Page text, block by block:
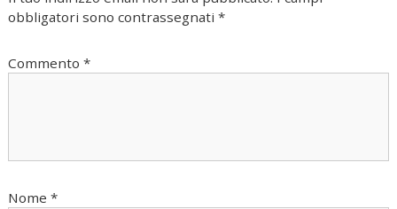
obbligatori sono contrassegnati *
Commento *
Nome *